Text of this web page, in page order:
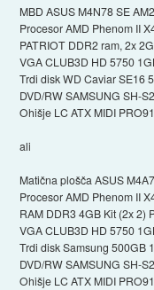
MBD ASUS M4N78 SE
Procesor AMD Phenom II
PATRIOT DDR2 ram, 2x
VGA CLUB3D HD 5750
Trdi disk WD Caviar SE16
DVD/RW SAMSUNG SH-
Ohišje LC ATX MIDI
ali
Matična plošča ASUS
Procesor AMD Phenom II
RAM DDR3 4GB Kit (2x 2)
VGA CLUB3D HD 5750
Trdi disk Samsung 500GB
DVD/RW SAMSUNG SH-
Ohišje LC ATX MIDI